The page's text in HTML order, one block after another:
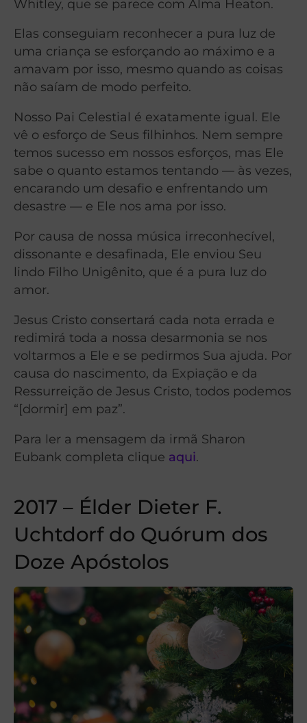
Whitley, que se parece com Alma Heaton.
Elas conseguiam reconhecer a pura luz de
uma criança se esforçando ao máximo e a
amavam por isso, mesmo quando as coisas
não saíam de modo perfeito.
Nosso Pai Celestial é exatamente igual. Ele
vê o esforço de Seus filhinhos. Nem sempre
temos sucesso em nossos esforços, mas Ele
sabe o quanto estamos tentando — às vezes,
encarando um desafio e enfrentando um
desastre — e Ele nos ama por isso.
Por causa de nossa música irreconhecível,
dissonante e desafinada, Ele enviou Seu
lindo Filho Unigênito, que é a pura luz do
amor.
Jesus Cristo consertará cada nota errada e
redimirá toda a nossa desarmonia se nos
voltarmos a Ele e se pedirmos Sua ajuda. Por
causa do nascimento, da Expiação e da
Ressurreição de Jesus Cristo, todos podemos
“[dormir] em paz”.
Para ler a mensagem da irmã Sharon
Eubank completa clique aqui.
2017 – Élder Dieter F.
Uchtdorf do Quórum dos
Doze Apóstolos